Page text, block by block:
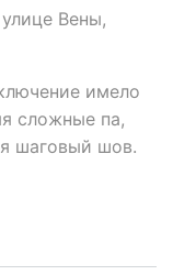
Вены,
имело
сложные па,
шаговый шов.